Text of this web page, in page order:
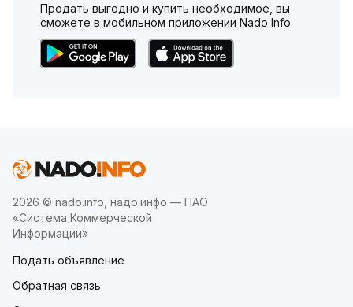
Продать выгодно и купить необходимое, вы
сможете в мобильном приложении Nado Info
2026 © nado.info, надо.инфо — ПАО
«Система Коммерческой
Информации»
Подать объявление
Обратная связь